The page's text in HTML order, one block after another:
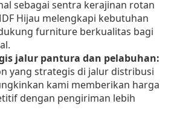
sebagai sentra kerajinan rotan
Hijau melengkapi kebutuhan
furniture berkualitas bagi
jalur pantura dan pelabuhan:
yang strategis di jalur distribusi
kami memberikan harga
dengan pengiriman lebih